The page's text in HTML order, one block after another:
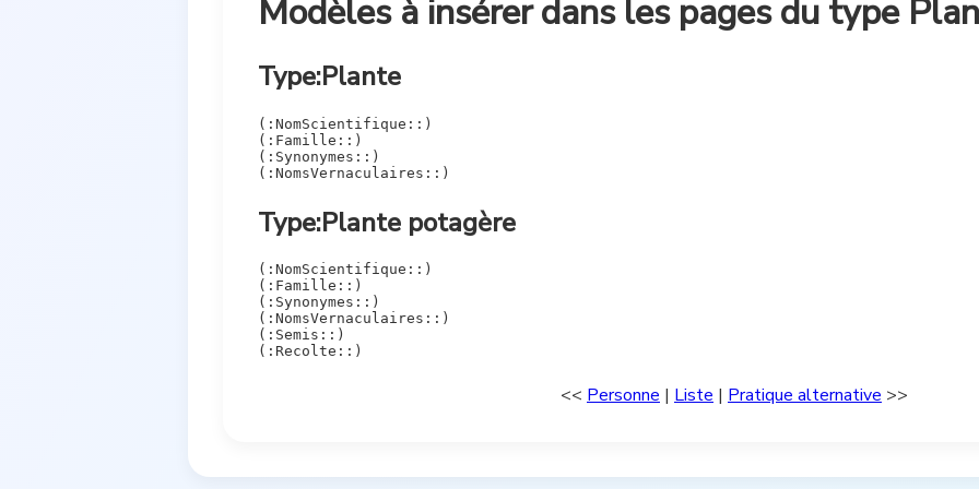
Modèles à insérer dans les pages du type
Type:Plante
(:NomScientifique::)
(:Famille::)
(:Synonymes::)
Type:Plante potagère
(:NomScientifique::)
(:Famille::)
(:Synonymes::)
(:NomsVernaculaires::)
(:Semis::)
<< Personne | Liste | Pratique alternative >>